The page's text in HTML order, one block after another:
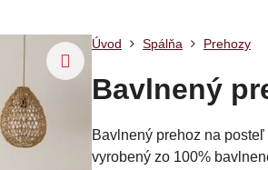
Úvod Spálňa Prehozy
Bavlnený
Bavlnený prehoz na
vyrobený zo 100%